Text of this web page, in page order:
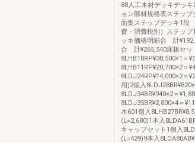
88人工木材デッキデッ
ョン部材規格表ステッ
面集ステップデッキ1
費・消費税別）ステッ
ッキ価格明細合 計
合 計¥265,540床板セッ
8LHB10RP¥38,500×1＝
8LHB11RP¥20,700×2＝
8LDJ24RP¥14,000×2＝
用)2個入
8LDJ34BR¥940×2＝
8LDJ35BR¥2,800×4＝
本601個入
(L=2,680)1本入
キャップセット1個入
(L=429)9本入